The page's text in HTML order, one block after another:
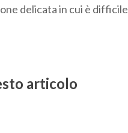
delicata in cui è difficile
articolo